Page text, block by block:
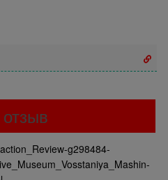
g298484-